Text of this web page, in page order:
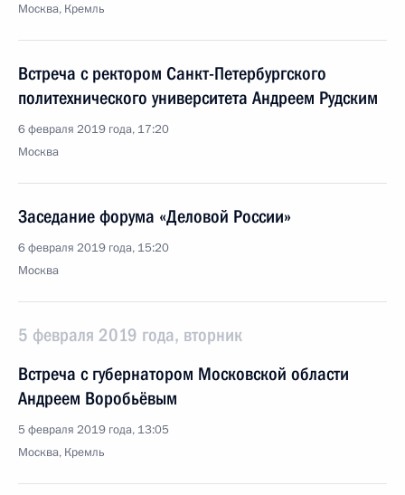
Москва, Кремль
Встреча с ректором Санкт-Петербургского
политехнического университета Андреем Рудским
6 февраля 2019 года, 17:20
Москва
Заседание форума «Деловой России»
6 февраля 2019 года, 15:20
Москва
5 февраля 2019 года, вторник
Встреча с губернатором Московской области
Андреем Воробьёвым
5 февраля 2019 года, 13:05
Москва, Кремль